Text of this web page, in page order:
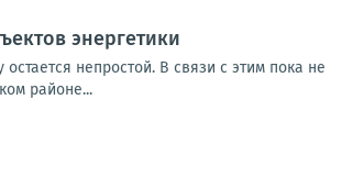
энергетики
непростой. В связи с этим пока не
районе...